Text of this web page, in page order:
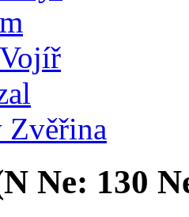
Zvěřina
N Ne: 130